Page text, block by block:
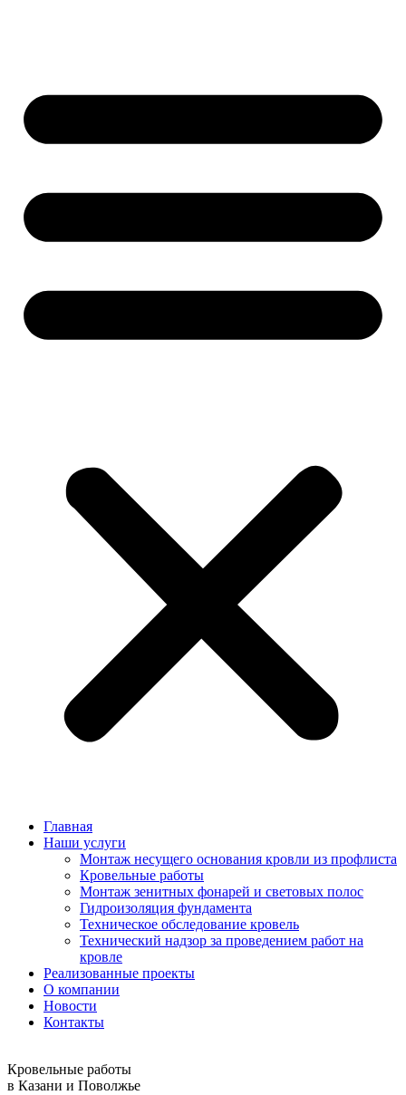
Главная
Наши услуги
Монтаж несущего основания кровли из профлиста
Кровельные работы
Монтаж зенитных фонарей и световых полос
Гидроизоляция фундамента
Техническое обследование кровель
Технический надзор за проведением работ на
кровле
Реализованные проекты
О компании
Новости
Контакты
Кровельные работы
в Казани и Поволжье